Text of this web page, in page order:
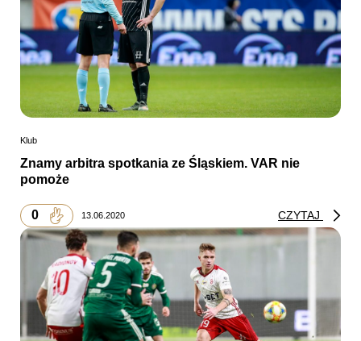
Klub
Znamy arbitra spotkania ze Śląskiem. VAR nie
pomoże
0 13.06.2020 CZYTAJ